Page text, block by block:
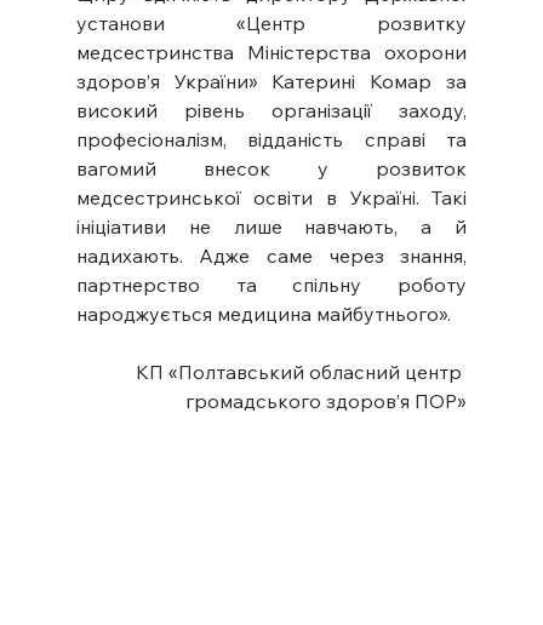
установи «Центр розвитку
медсестринства Міністерства охорони
здоров’я України» Катерині Комар за
високий рівень організації заходу,
професіоналізм, відданість справі та
вагомий внесок у розвиток
медсестринської освіти в Україні. Такі
ініціативи не лише навчають, а й
надихають. Адже саме через знання,
партнерство та спільну роботу
народжується медицина майбутнього».
КП «Полтавський обласний центр
громадського здоров’я ПОР»